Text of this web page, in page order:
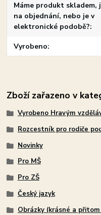
Máme produkt skladem,
na objednání, nebo je v
elektronické podobě?
Vyrobeno
Zboží zařazeno v
Vyrobeno Hravým
Rozcestník pro rodiče
Novinky
Pro MŠ
Pro ZŠ
Český jazyk
Obrázky (krásné a